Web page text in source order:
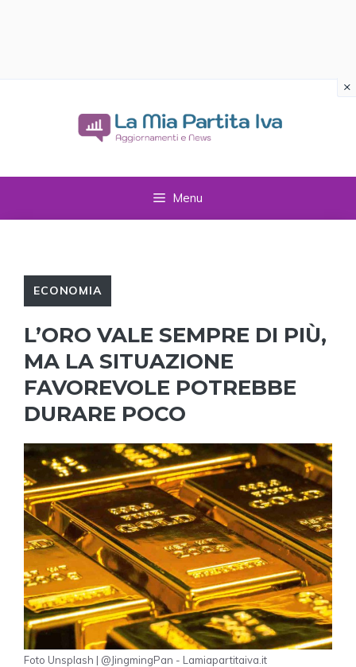
Menu
ECONOMIA
L’ORO VALE SEMPRE DI PIÙ,
MA LA SITUAZIONE
FAVOREVOLE POTREBBE
DURARE POCO
Foto Unsplash | @JingmingPan - Lamiapartitaiva.it
×